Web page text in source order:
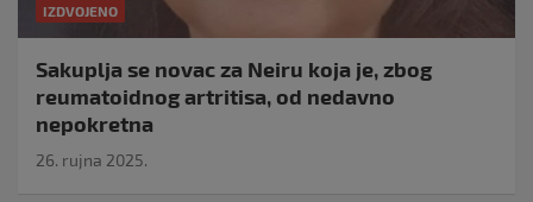
IZDVOJENO
Sakuplja se novac za Neiru koja je, zbog
reumatoidnog artritisa, od nedavno
nepokretna
26. rujna 2025.